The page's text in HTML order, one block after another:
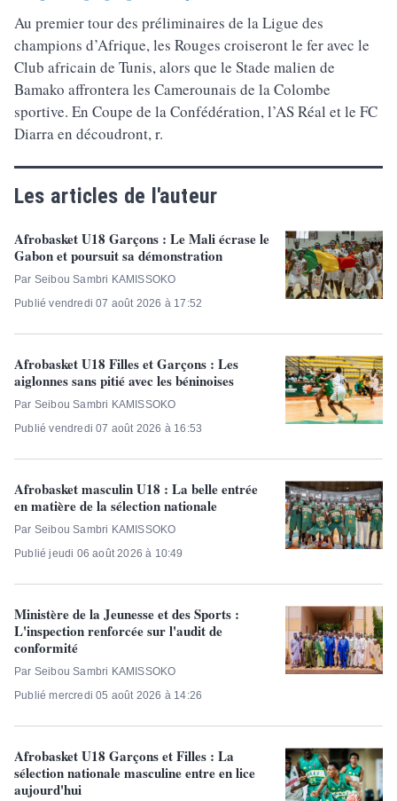
Au premier tour des préliminaires de la Ligue des
champions d’Afrique, les Rouges croiseront le fer avec le
Club africain de Tunis, alors que le Stade malien de
Bamako affrontera les Camerounais de la Colombe
sportive. En Coupe de la Confédération, l’AS Réal et le FC
Diarra en découdront, r.
Les articles de l'auteur
Afrobasket U18 Garçons : Le Mali écrase le
Gabon et poursuit sa démonstration
Par Seibou Sambri KAMISSOKO
Publié vendredi 07 août 2026 à 17:52
Afrobasket U18 Filles et Garçons : Les
aiglonnes sans pitié avec les béninoises
Par Seibou Sambri KAMISSOKO
Publié vendredi 07 août 2026 à 16:53
Afrobasket masculin U18 : La belle entrée
en matière de la sélection nationale
Par Seibou Sambri KAMISSOKO
Publié jeudi 06 août 2026 à 10:49
Ministère de la Jeunesse et des Sports :
L'inspection renforcée sur l'audit de
conformité
Par Seibou Sambri KAMISSOKO
Publié mercredi 05 août 2026 à 14:26
Afrobasket U18 Garçons et Filles : La
sélection nationale masculine entre en lice
aujourd'hui